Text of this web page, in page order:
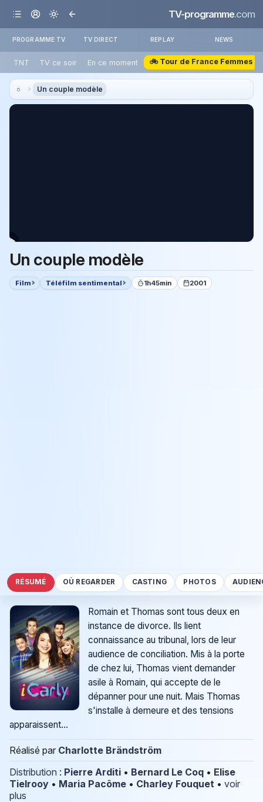
TV-programme.com
PROGRAMME TV TV DIRECT REPLAY NEWS
TNT TV ce soir En ce moment 🚲 Tour de France Femmes
Un couple modèle
Un couple modèle
Film Téléfilm sentimental 1h45min 2001
RÉSUMÉ OÙ REGARDER CASTING PHOTOS
Romain et Thomas sont tous deux en
instance de divorce. Ils lient
connaissance au tribunal, lors de leur
audience de conciliation. Mis à la porte
de chez lui, Thomas vient demander
asile à Romain, qui accepte de le
dépanner pour une nuit. Mais Thomas
s'installe à demeure et des tensions
apparaissent...
Réalisé par Charlotte Brändström
Distribution : Pierre Arditi • Bernard Le Coq • Elise
Tielrooy • Maria Pacôme • Charley Fouquet • voir
plus